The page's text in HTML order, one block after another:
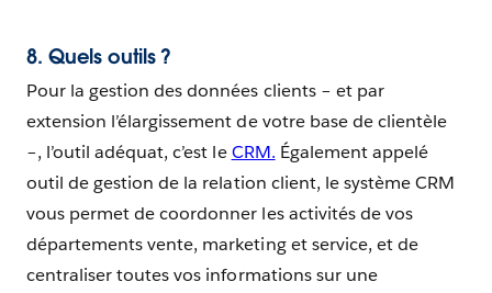
8. Quels outils ?
Pour la gestion des données clients – et par
extension l’élargissement de votre base de clientèle
–, l’outil adéquat, c’est leCRM. Également appelé
outil de gestion de la relation client, le système CRM
vous permet de coordonner les activités de vos
départements vente, marketing et service, et de
centraliser toutes vos informations sur une